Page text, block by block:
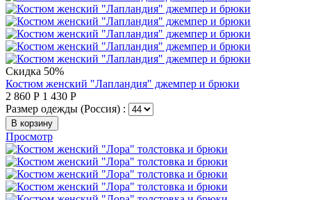
Скидка 50%
Костюм женский "Лапландия" джемпер и брюки
2 860 Р 1 430 Р
Размер одежды (Россия) :
В корзину
Просмотр